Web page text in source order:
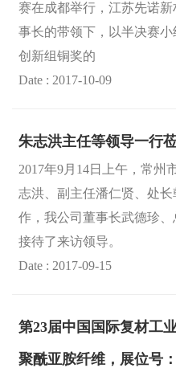
赛在成都举行，江苏先诺
事长的带领下，以半决赛
创新组铜奖的
Date : 2017-10-09
朱志洪主任等领导一行
2017年9月14日上午，常州
志洪、副主任潘仁贤、处
作，我公司董事长武德珍
接待了来访领导。
Date : 2017-09-15
第23届中国国际复材
聚酰亚胺纤维，展位号